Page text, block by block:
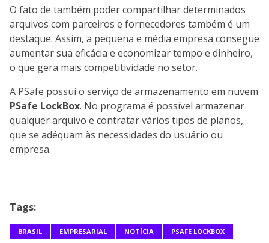
O fato de também poder compartilhar determinados
arquivos com parceiros e fornecedores também é um
destaque. Assim, a pequena e média empresa consegue
aumentar sua eficácia e economizar tempo e dinheiro,
o que gera mais competitividade no setor.
A PSafe possui o serviço de armazenamento em nuvem
PSafe LockBox. No programa é possível armazenar
qualquer arquivo e contratar vários tipos de planos,
que se adéquam às necessidades do usuário ou
empresa.
Tags:
BRASIL EMPRESARIAL NOTÍCIA PSAFE LOCKBOX